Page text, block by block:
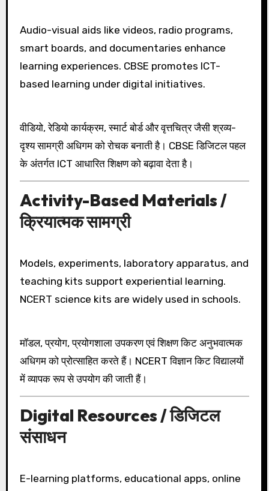
Audio-visual aids like videos, radio programs,
smart boards, and documentaries enhance
learning experiences. CBSE promotes ICT-
based learning under digital initiatives.
वीडियो, रेडियो कार्यक्रम, स्मार्ट बोर्ड और वृत्तचित्र जैसी श्रव्य-
दृश्य सामग्री अधिगम को रोचक बनाती है। CBSE डिजिटल पहल
के अंतर्गत ICT आधारित शिक्षण को बढ़ावा देता है।
Activity-Based Materials /
क्रियात्मक सामग्री
Models, experiments, laboratory apparatus, and
teaching kits support experiential learning.
NCERT science kits are widely used in schools.
मॉडल, प्रयोग, प्रयोगशाला उपकरण एवं शिक्षण किट अनुभवात्मक
अधिगम को प्रोत्साहित करते हैं। NCERT विज्ञान किट विद्यालयों
में व्यापक रूप से उपयोग की जाती हैं।
Digital Resources / डिजिटल
संसाधन
E-learning platforms, educational apps, online